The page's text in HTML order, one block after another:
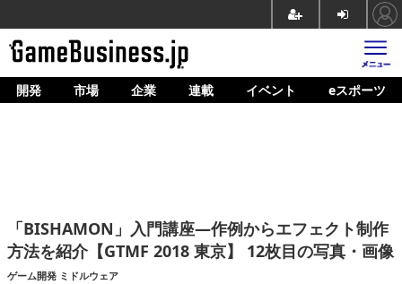
ホーム
企業動向
人材育成
開発 市場 企業 連載 イベント eスポーツ
「BISHAMON」入門講座―作例からエフェクト制作
方法を紹介【GTMF 2018 東京】 12枚目の写真・画像
ゲーム開発 ミドルウェア